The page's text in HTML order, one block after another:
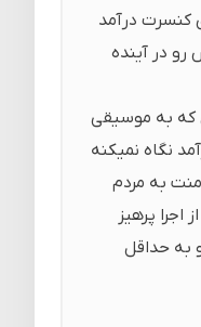
کنسرت درآمد
رو در آینده
که به موسیقی
نگاه نمیکنه
به مردم
اجرا پرهیز
به حداقل